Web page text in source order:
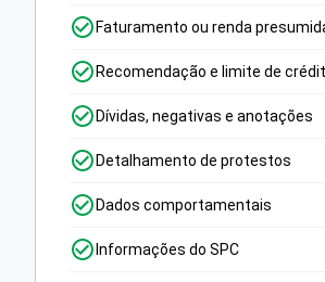
Faturamento ou renda
Recomendação e limite de
Dívidas, negativas e anotações
Detalhamento de protestos
Dados comportamentais
Informações do SPC